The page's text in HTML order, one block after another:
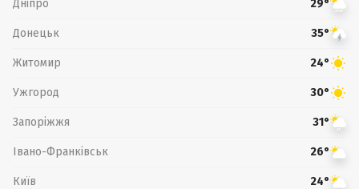
Дніпро 29°
Донецьк 35°
Житомир 24°
Ужгород 30°
Запоріжжя 31°
Івано-Франківськ 26°
Київ 24°